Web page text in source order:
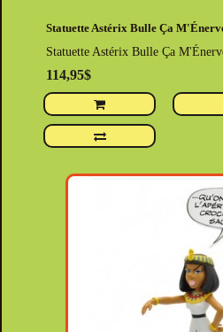
Statuette Astérix Bulle Ça
Statuette Astérix Bulle Ça
114,95$